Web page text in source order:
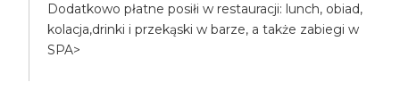
Dodatkowo płatne posiłi w restauracji: lunch, obiad,
kolacja,drinki i przekąski w barze, a także zabiegi w
SPA>